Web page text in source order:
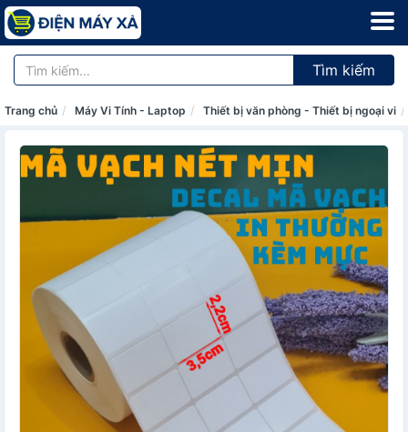
Tìm kiếm
Trang chủ Máy Vi Tính - Laptop Thiết bị văn phòng - Thiết bị ngoại vi